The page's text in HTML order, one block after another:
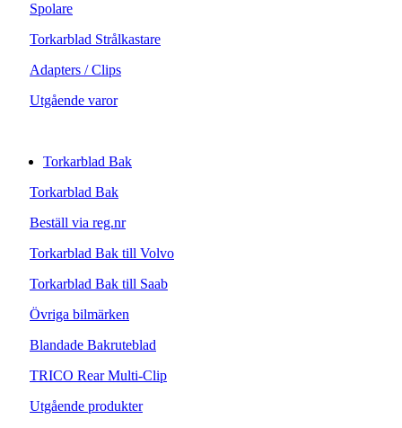
Spolare
Torkarblad Strålkastare
Adapters / Clips
Utgående varor
Torkarblad Bak
Torkarblad Bak
Beställ via reg.nr
Torkarblad Bak till Volvo
Torkarblad Bak till Saab
Övriga bilmärken
Blandade Bakruteblad
TRICO Rear Multi-Clip
Utgående produkter